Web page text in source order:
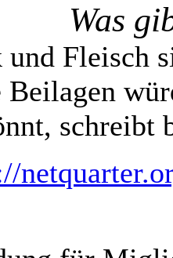
Was
Fleisch
Beilagen
schreibt